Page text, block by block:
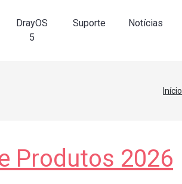
DrayOS
5
Suporte Notícias
Início
Produtos 2026